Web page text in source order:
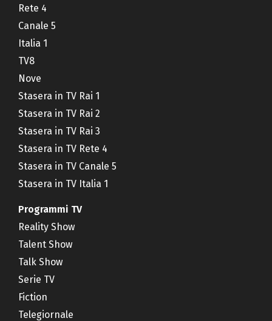
Rete 4
Canale 5
Italia 1
TV8
Nove
Stasera in TV Rai 1
Stasera in TV Rai 2
Stasera in TV Rai 3
Stasera in TV Rete 4
Stasera in TV Canale 5
Stasera in TV Italia 1
Programmi TV
Reality Show
Talent Show
Talk Show
Serie TV
Fiction
Telegiornale